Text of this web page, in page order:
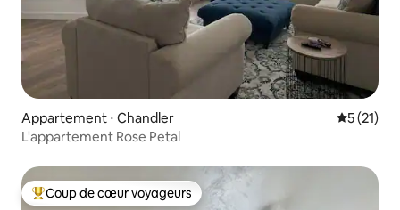
Appartement ⋅ Chandler
5 (21)
L'appartement Rose Petal
Coups de cœur voyageurs les plus appréciés
Coup de cœur voyageurs